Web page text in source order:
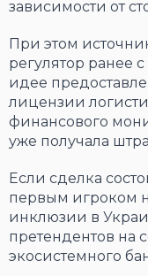
зависимости от
При этом
регулятор ранее
идее
лицензии
финансового
уже получала
Если сделка
первым игроком
инклюзии в
претендентов на
экосистемного